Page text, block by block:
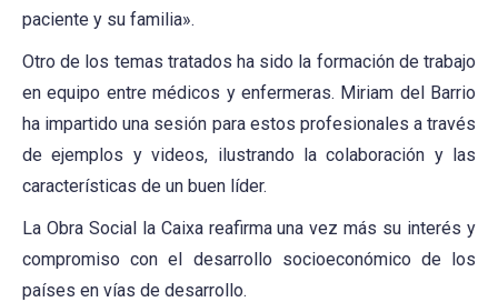
paciente y su familia».
Otro de los temas tratados ha sido la formación de trabajo
en equipo entre médicos y enfermeras. Miriam del Barrio
ha impartido una sesión para estos profesionales a través
de ejemplos y videos, ilustrando la colaboración y las
características de un buen líder.
La Obra Social la Caixa reafirma una vez más su interés y
compromiso con el desarrollo socioeconómico de los
países en vías de desarrollo.